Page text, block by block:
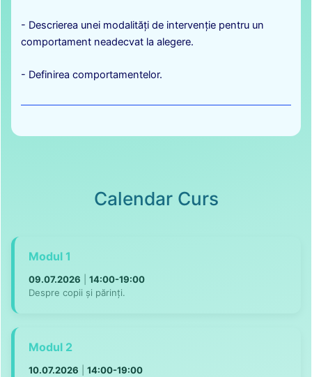
- Descrierea unei modalități de intervenție pentru un
comportament neadecvat la alegere.
- Definirea comportamentelor.
Calendar Curs
Modul 1
09.07.2026
14:00-19:00
Despre copii și părinți.
Modul 2
10.07.2026
14:00-19:00